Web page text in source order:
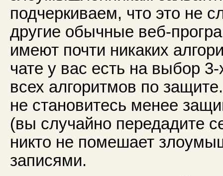
подчеркиваем, что это не
другие обычные веб-
имеют почти никаких
чате у вас есть на выбор
всех алгоритмов по
не становитесь менее
(вы случайно передадите
никто не помешает
записями.